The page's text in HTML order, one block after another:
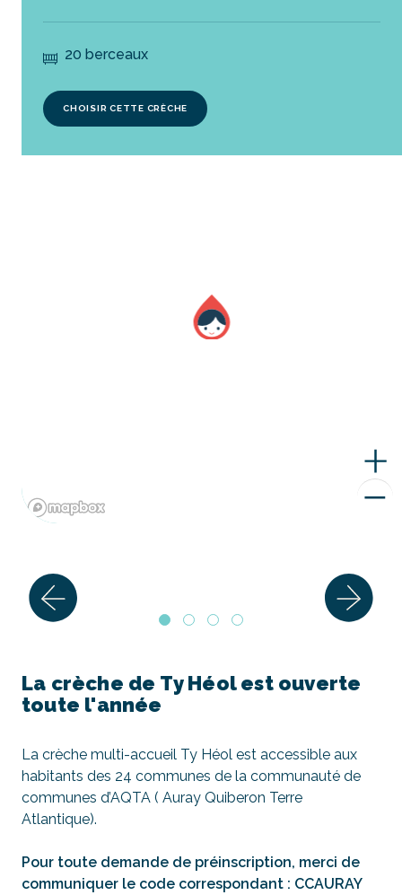
20 berceaux
CHOISIR CETTE CRÈCHE
La crèche de Ty Héol est ouverte
toute l'année
La crèche multi-accueil Ty Héol est accessible aux
habitants des 24 communes de la communauté de
communes d’AQTA ( Auray Quiberon Terre
Atlantique).
Pour toute demande de préinscription, merci de
communiquer le code correspondant : CCAURAY